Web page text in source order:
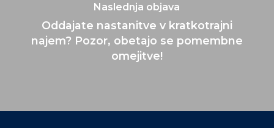
Naslednja objava
Oddajate nastanitve v kratkotrajni
najem? Pozor, obetajo se pomembne
omejitve!